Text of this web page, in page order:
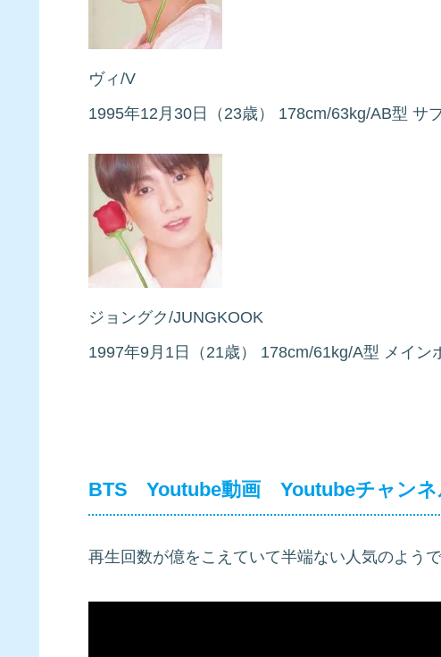
ヴィ/V
1995年12月30日（23歳） 178cm/63kg/AB型 サ
ジョングク/JUNGKOOK
1997年9月1日（21歳） 178cm/61kg/A型 メイン
BTS Youtube動画 Youtubeチャンネ
再生回数が億をこえていて半端ない人気のようで